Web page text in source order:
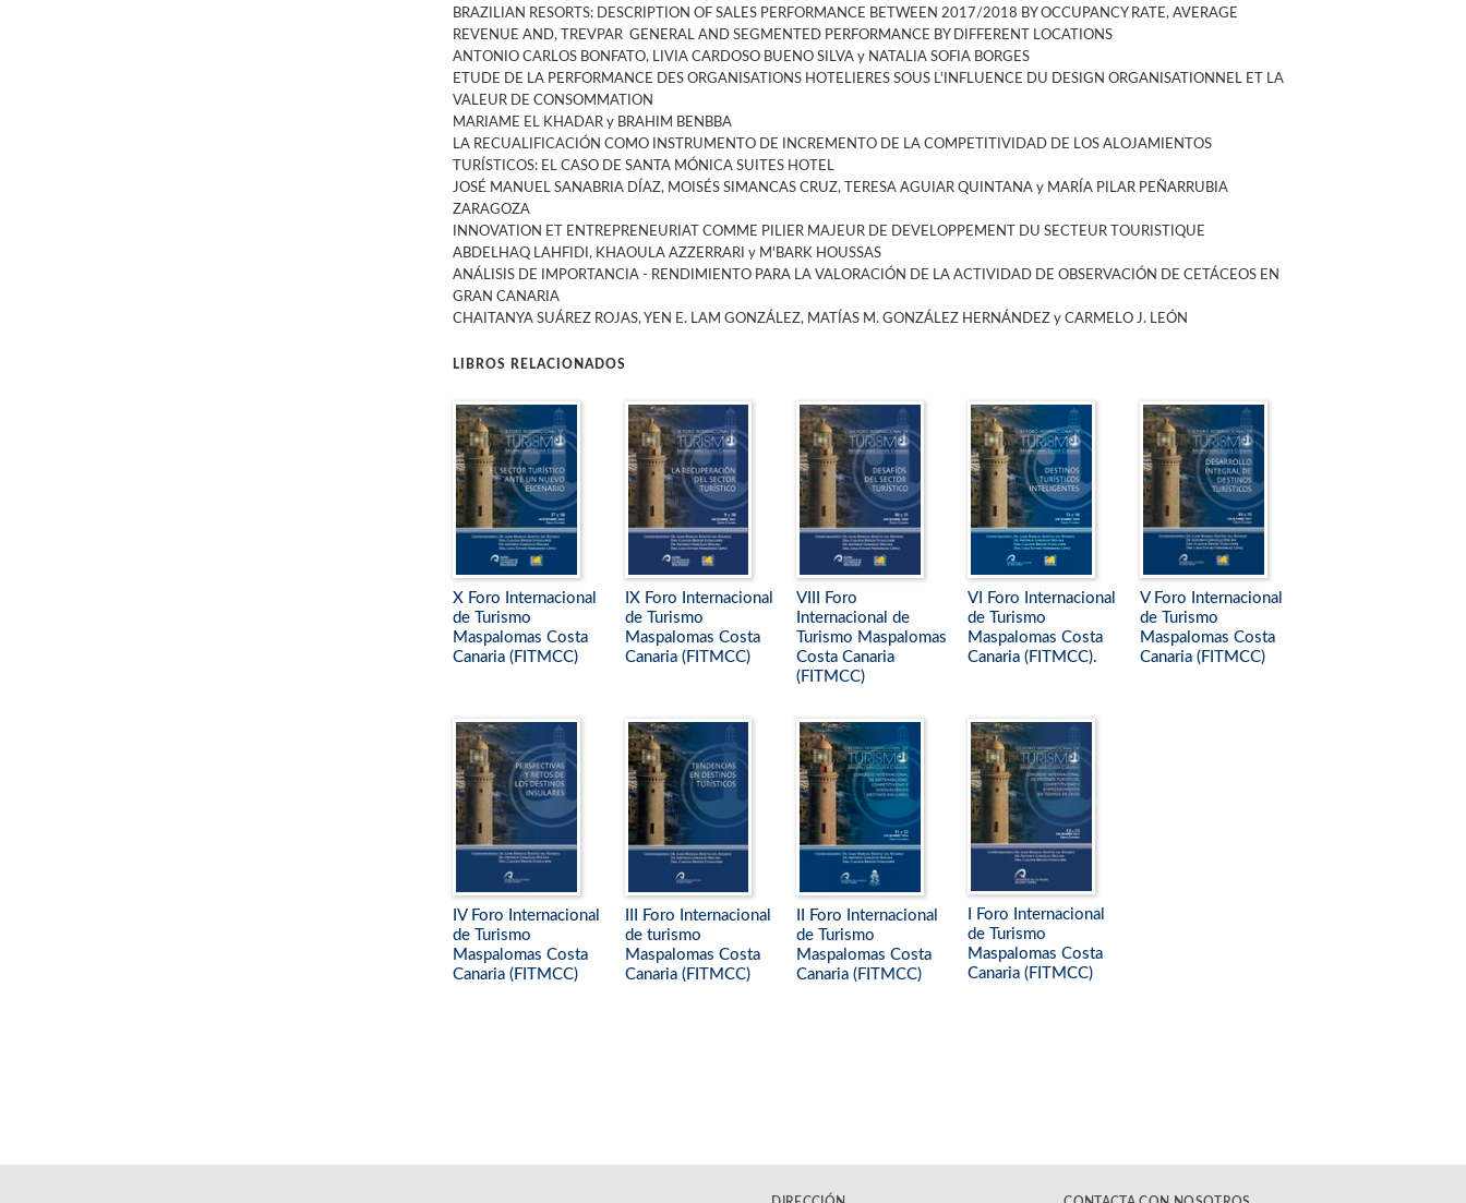
BRAZILIAN RESORTS: DESCRIPTION OF SALES PERFORMANCE BETWEEN 2017/2018 BY OCCUPANCY RATE, AVERAGE
REVENUE AND, TREVPAR  GENERAL AND SEGMENTED PERFORMANCE BY DIFFERENT LOCATIONS
ANTONIO CARLOS BONFATO, LIVIA CARDOSO BUENO SILVA y NATALIA SOFIA BORGES
ETUDE DE LA PERFORMANCE DES ORGANISATIONS HOTELIERES SOUS L'INFLUENCE DU DESIGN ORGANISATIONNEL ET LA
VALEUR DE CONSOMMATION
MARIAME EL KHADAR y BRAHIM BENBBA
LA RECUALIFICACIÓN COMO INSTRUMENTO DE INCREMENTO DE LA COMPETITIVIDAD DE LOS ALOJAMIENTOS
TURÍSTICOS: EL CASO DE SANTA MÓNICA SUITES HOTEL
JOSÉ MANUEL SANABRIA DÍAZ, MOISÉS SIMANCAS CRUZ, TERESA AGUIAR QUINTANA y MARÍA PILAR PEÑARRUBIA
ZARAGOZA
INNOVATION ET ENTREPRENEURIAT COMME PILIER MAJEUR DE DEVELOPPEMENT DU SECTEUR TOURISTIQUE
ABDELHAQ LAHFIDI, KHAOULA AZZERRARI y M'BARK HOUSSAS
ANÁLISIS DE IMPORTANCIA - RENDIMIENTO PARA LA VALORACIÓN DE LA ACTIVIDAD DE OBSERVACIÓN DE CETÁCEOS EN
GRAN CANARIA
CHAITANYA SUÁREZ ROJAS, YEN E. LAM GONZÁLEZ, MATÍAS M. GONZÁLEZ HERNÁNDEZ y CARMELO J. LEÓN
LIBROS RELACIONADOS
X Foro Internacional
de Turismo
Maspalomas Costa
Canaria (FITMCC)
IX Foro Internacional
de Turismo
Maspalomas Costa
Canaria (FITMCC)
VIII Foro
Internacional de
Turismo Maspalomas
Costa Canaria
(FITMCC)
VI Foro Internacional
de Turismo
Maspalomas Costa
Canaria (FITMCC).
V Foro Internacional
de Turismo
Maspalomas Costa
Canaria (FITMCC)
IV Foro Internacional
de Turismo
Maspalomas Costa
Canaria (FITMCC)
III Foro Internacional
de turismo
Maspalomas Costa
Canaria (FITMCC)
II Foro Internacional
de Turismo
Maspalomas Costa
Canaria (FITMCC)
I Foro Internacional
de Turismo
Maspalomas Costa
Canaria (FITMCC)